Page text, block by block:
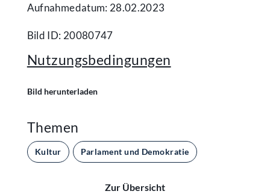
Aufnahmedatum: 28.02.2023
Bild ID: 20080747
Nutzungsbedingungen
Bild herunterladen
Themen
Kultur Parlament und Demokratie
Zur Übersicht